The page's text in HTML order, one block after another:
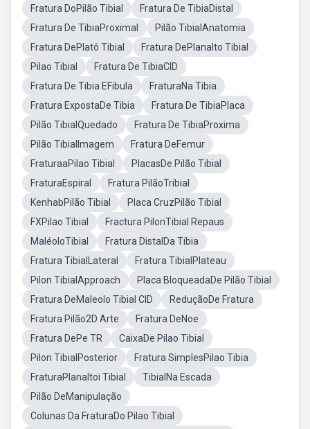
Fratura DoPilão Tibial
Fratura De TibiaDistal
Fratura De TibiaProximal
Pilão TibialAnatomia
Fratura DePlatô Tibial
Fratura DePlanalto Tibial
Pilao Tibial
Fratura De TibiaCID
Fratura De Tibia EFibula
FraturaNa Tibia
Fratura ExpostaDe Tibia
Fratura De TibiaPlaca
Pilão TibialQuedado
Fratura De TibiaProxima
Pilão TibialImagem
Fratura DeFemur
FraturaaPilao Tibial
PlacasDe Pilão Tibial
FraturaEspiral
Fratura PilãoTribial
KenhabPilão Tibial
Placa CruzPilão Tibial
FXPilao Tibial
Fractura PilonTibial Repaus
MaléoloTibial
Fratura DistalDa Tibia
Fratura TibialLateral
Fratura TibialPlateau
Pilon TibialApproach
Placa BloqueadaDe Pilão Tibial
Fratura DeMaleolo Tibial CID
ReduçãoDe Fratura
Fratura Pilão2D Arte
Fratura DeNoe
Fratura DePe TR
CaixaDe Pilao Tibial
Pilon TibialPosterior
Fratura SimplesPilao Tibia
FraturaPlanaltoi Tibial
TibialNa Escada
Pilão DeManipulação
Colunas Da FraturaDo Pilao Tibial